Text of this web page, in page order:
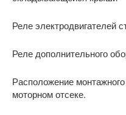
Реле электродвигателей
Реле дополнительного
Расположение
моторном отсеке.